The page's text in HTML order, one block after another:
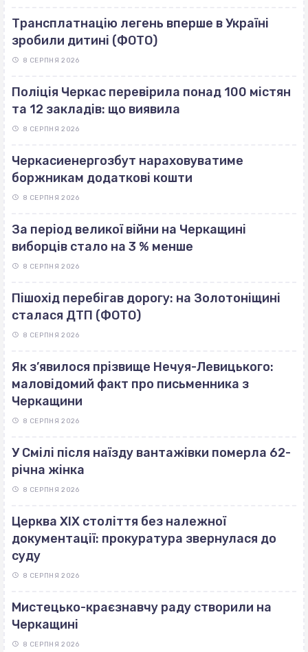
Трансплатнацію легень вперше в Україні
зробили дитині (ФОТО)
8 СЕРПНЯ 2026
Поліція Черкас перевірила понад 100 містян
та 12 закладів: що виявила
8 СЕРПНЯ 2026
Черкасиенергозбут нараховуватиме
боржникам додаткові кошти
8 СЕРПНЯ 2026
За період великої війни на Черкащині
виборців стало на 3 % менше
8 СЕРПНЯ 2026
Пішохід перебігав дорогу: на Золотоніщині
сталася ДТП (ФОТО)
8 СЕРПНЯ 2026
Як з’явилося прізвище Нечуя-Левицького:
маловідомий факт про письменника з
Черкащини
8 СЕРПНЯ 2026
У Смілі після наїзду вантажівки померла 62-
річна жінка
8 СЕРПНЯ 2026
Церква ХІХ століття без належної
документації: прокуратура звернулася до
суду
8 СЕРПНЯ 2026
Мистецько-краєзнавчу раду створили на
Черкащині
8 СЕРПНЯ 2026